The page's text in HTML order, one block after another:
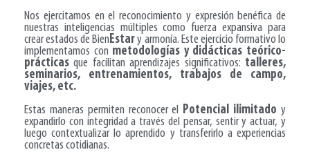
Nos ejercitamos en el reconocimiento y expresión benéfica de
nuestras inteligencias múltiples como fuerza expansiva para
crear estados de BienEstary armonía. Este ejercicio formativo lo
implementamos con metodologías y didácticas teórico-
prácticas que facilitan aprendizajes significativos: talleres,
seminarios, entrenamientos, tra bajos de campo,
viajes, etc.
Estas maneras permiten reconocer el
Potencial ilimitado y
expandirlo con integridad a través del pensar, sentir y actuar, y
luego contextualizar lo aprendido y transferirlo a experiencias
concretas cotidianas.